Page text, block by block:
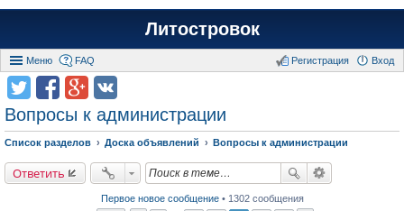
Литостровок
Меню FAQ Вход
Регистрация
Вопросы к администрации
Список разделов Доска объявлений Вопросы к администрации
Ответить
Первое новое сообщение• 1302 сообщения